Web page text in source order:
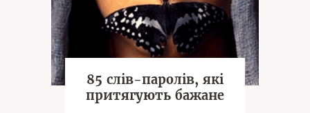
85 слів-паролів, які
притягують бажане